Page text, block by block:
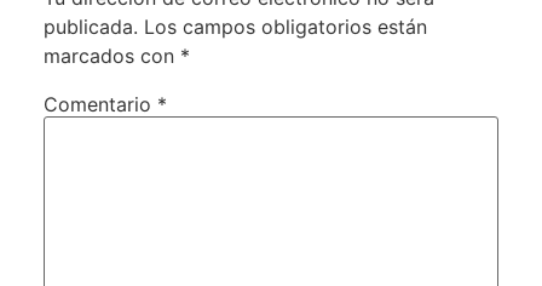
publicada. Los campos obligatorios están
marcados con *
Comentario *